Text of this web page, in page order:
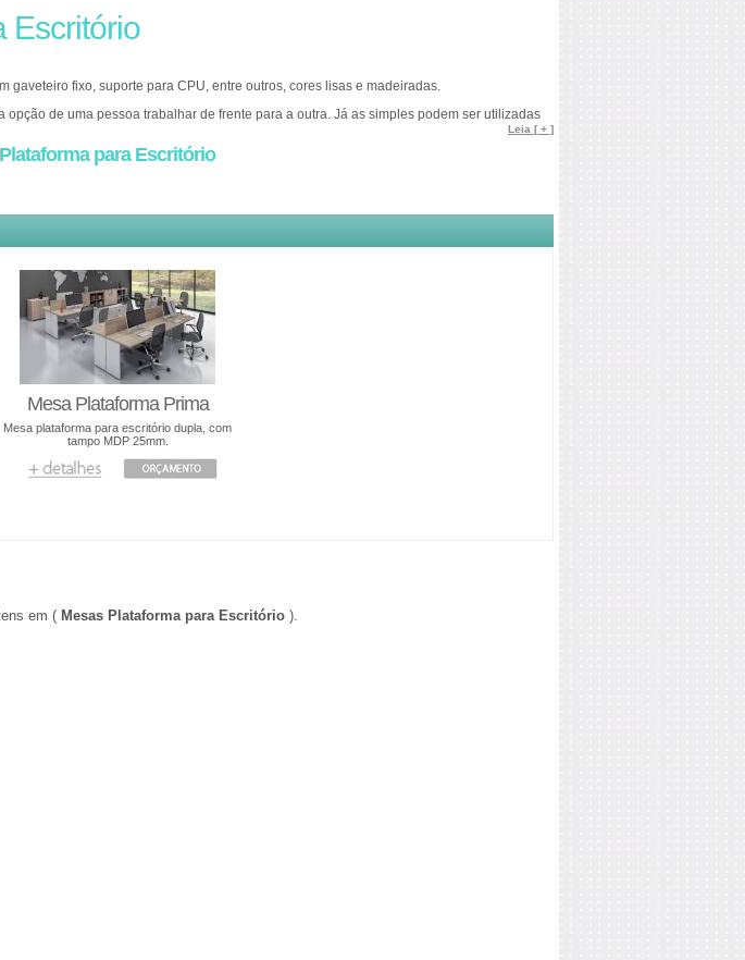
Escritório
gaveteiro fixo, suporte para CPU, entre outros, cores lisas e madeiradas.
opção de uma pessoa trabalhar de frente para a outra. Já as simples podem ser utilizadas
quantidades de lugares como: 4, 6, 8 e 10.
Leia [ + ]
para Escritório
Mesa Plataforma Prima
Mesa plataforma para escritório dupla, com
tampo MDP 25mm.
em ( Mesas Plataforma para Escritório).